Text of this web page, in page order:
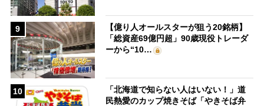
9
【億り人オールスターが狙う20銘柄】
「総資産69億円超」90歳現役トレーダ
ーから“10…
10
「北海道で知らない人はいない！」道
民熱愛のカップ焼きそば「やきそば弁